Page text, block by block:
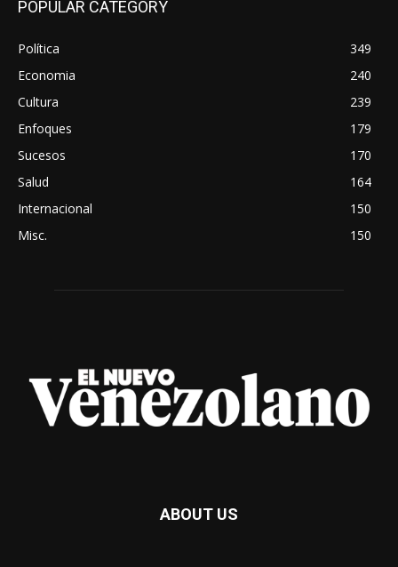
POPULAR CATEGORY
Política
349
Economia
240
Cultura
239
Enfoques
179
Sucesos
170
Salud
164
Internacional
150
Misc.
150
ABOUT US